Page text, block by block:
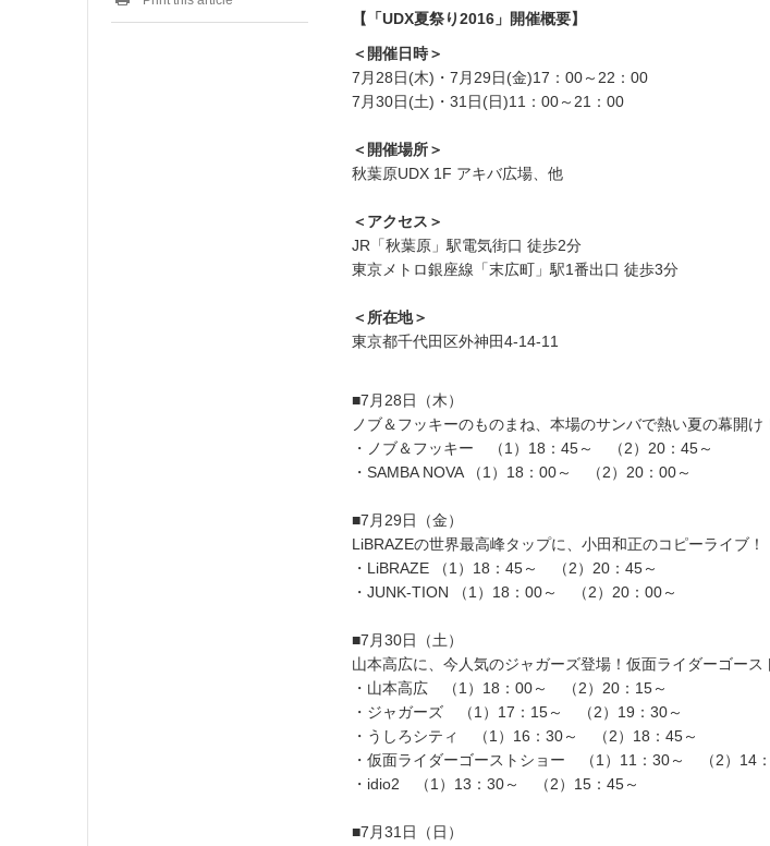
【「UDX夏祭り2016」開催概要】
＜開催日時＞
7月28日(木)・7月29日(金)17：00～22：00
7月30日(土)・31日(日)11：00～21：00
＜開催場所＞
秋葉原UDX 1F アキバ広場、他
＜アクセス＞
JR「秋葉原」駅電気街口 徒歩2分
東京メトロ銀座線「末広町」駅1番出口 徒歩3分
＜所在地＞
東京都千代田区外神田4-14-11
■7月28日（木）
ノブ＆フッキーのものまね、本場のサンバで熱い夏の幕開け
・ノブ＆フッキー （1）18：45～ （2）20：45～
・SAMBA NOVA （1）18：00～ （2）20：00～
■7月29日（金）
LiBRAZEの世界最高峰タップに、小田和正のコピーライブ！
・LiBRAZE （1）18：45～ （2）20：45～
・JUNK-TION （1）18：00～ （2）20：00～
■7月30日（土）
山本高広に、今人気のジャガーズ登場！仮面ライダーゴース
・山本高広 （1）18：00～ （2）20：15～
・ジャガーズ （1）17：15～ （2）19：30～
・うしろシティ （1）16：30～ （2）18：45～
・仮面ライダーゴーストショー （1）11：30～ （2）14
・idio2 （1）13：30～ （2）15：45～
■7月31日（日）